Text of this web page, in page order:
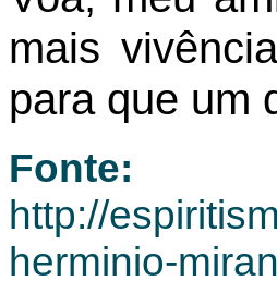
mais
para que um
Fonte:
http://
herminio-